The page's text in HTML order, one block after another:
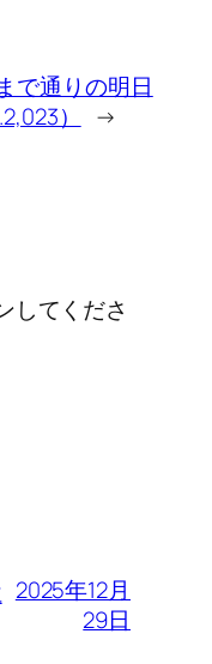
で通りの明日
）
→
してくださ
2025年12月
29日